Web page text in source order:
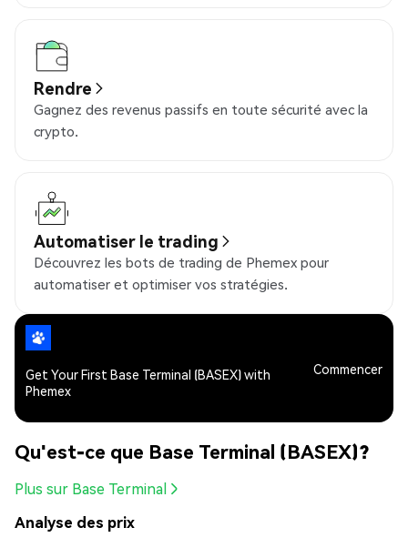
Rendre
Gagnez des revenus passifs en toute sécurité avec la
crypto.
Automatiser le trading
Découvrez les bots de trading de Phemex pour
automatiser et optimiser vos stratégies.
Get Your First Base Terminal (BASEX) with
Phemex
Commencer
Qu'est-ce que Base Terminal (BASEX)?
Plus sur Base Terminal
Analyse des prix